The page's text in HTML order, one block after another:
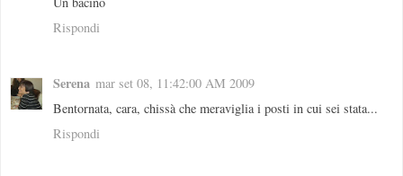
Rispondi
Serena mar set 08, 11:42:00 AM 2009
Bentornata, cara, chissà che meraviglia i posti in cui sei stata...
Rispondi